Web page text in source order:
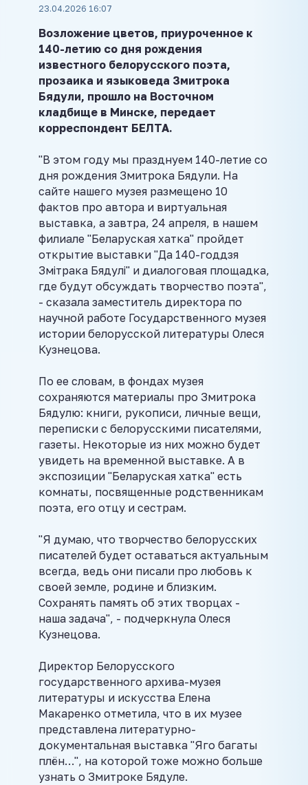
23.04.2026 16:07
Возложение цветов, приуроченное к
140-летию со дня рождения
известного белорусского поэта,
прозаика и языковеда Змитрока
Бядули, прошло на Восточном
кладбище в Минске, передает
корреспондент БЕЛТА.
"В этом году мы празднуем 140-летие со
дня рождения Змитрока Бядули. На
сайте нашего музея размещено 10
фактов про автора и виртуальная
выставка, а завтра, 24 апреля, в нашем
филиале "Беларуская хатка" пройдет
открытие выставки "Да 140-годдзя
Змітрака Бядулі" и диалоговая площадка,
где будут обсуждать творчество поэта",
- сказала заместитель директора по
научной работе Государственного музея
истории белорусской литературы Олеся
Кузнецова.
По ее словам, в фондах музея
сохраняются материалы про Змитрока
Бядулю: книги, рукописи, личные вещи,
переписки с белорусскими писателями,
газеты. Некоторые из них можно будет
увидеть на временной выставке. А в
экспозиции "Беларуская хатка" есть
комнаты, посвященные родственникам
поэта, его отцу и сестрам.
"Я думаю, что творчество белорусских
писателей будет оставаться актуальным
всегда, ведь они писали про любовь к
своей земле, родине и близким.
Сохранять память об этих творцах -
наша задача", - подчеркнула Олеся
Кузнецова.
Директор Белорусского
государственного архива-музея
литературы и искусства Елена
Макаренко отметила, что в их музее
представлена литературно-
документальная выставка "Яго багаты
плён…", на которой тоже можно больше
узнать о Змитроке Бядуле.